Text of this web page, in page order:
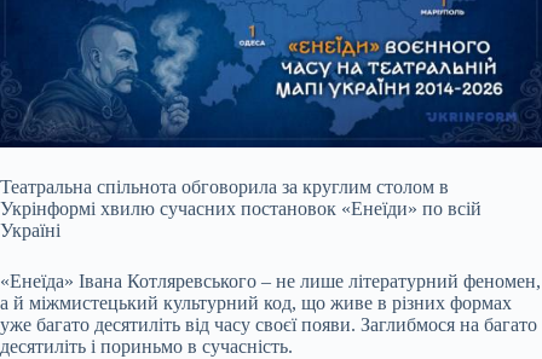
Театральна спільнота обговорила за круглим столом в
Укрінформі хвилю сучасних постановок «Енеїди» по всій
Україні
«Енеїда» Івана Котляревського – не лише літературний феномен,
а й міжмистецький культурний код, що живе в різних формах
уже багато десятиліть від часу своєї появи. Заглибмося на багато
десятиліть і пориньмо в сучасність.